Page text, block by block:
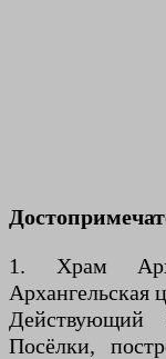
1. Храм
Архангельская
Действующий
Посёлки,